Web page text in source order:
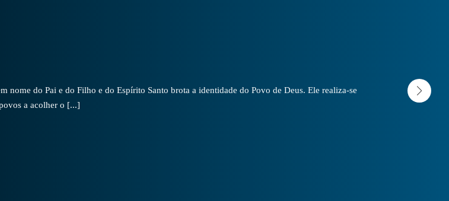
nome do Pai e do Filho e do Espírito Santo brota a identidade do Povo de Deus. Ele realiza-se
a acolher o [...]